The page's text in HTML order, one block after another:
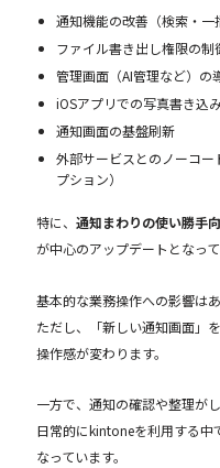
通知機能の改善（検索・一
ファイル書き出し権限の制
管理画面（AI管理など）の
iOSアプリでの写真書き込
通知画面の基盤刷新
外部サービスとのノーコ
プション）
特に、 通知まわりの使い勝手
が中心のアップデートとなって
基本的な業務操作への影響はあ
ただし、「新しい通知画面」
操作感が変わります。
一方で、通知の確認や整理が
日常的にkintoneを利用する中
なっています。